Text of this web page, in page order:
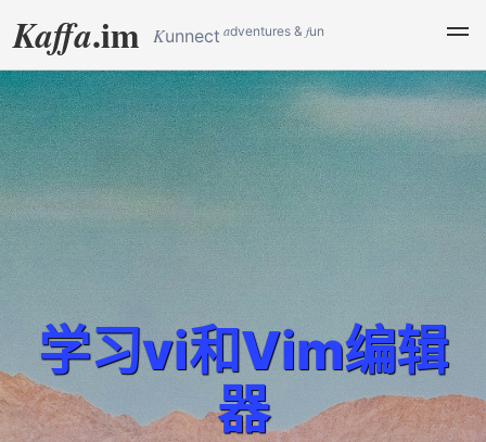
Kaffa.im Kunnect adventures & fun
学习vi和Vim编辑
器